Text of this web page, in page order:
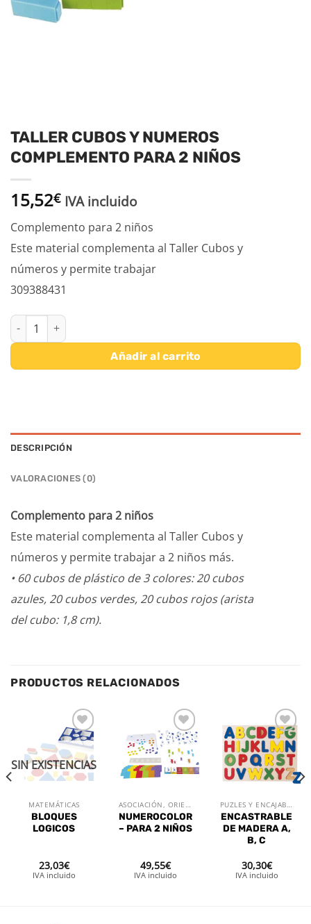
TALLER CUBOS Y NUMEROS
COMPLEMENTO PARA 2 NIÑOS
15,52€ IVA incluido
Complemento para 2 niños
Este material complementa al Taller Cubos y
números y permite trabajar
309388431
TALLER CUBOS Y NUMEROS COMPLEMENTO PARA 2 NIÑOS
Añadir al carrito
DESCRIPCIÓN
VALORACIONES (0)
Complemento para 2 niños
Este material complementa al Taller Cubos y
números y permite trabajar a 2 niños más.
• 60 cubos de plástico de 3 colores: 20 cubos
azules, 20 cubos verdes, 20 cubos rojos (arista
del cubo: 1,8 cm).
PRODUCTOS RELACIONADOS
Añadir
a la
lista de
deseos
SIN EXISTENCIAS
MATEMÁTICAS
BLOQUES
LOGICOS
23,03€
IVA incluido
Añadir
a la
lista de
deseos
ASOCIACIÓN, ORIENTACIÓN Y MEMORIA
NUMEROCOLOR
– PARA 2 NIÑOS
49,55€
IVA incluido
Añadir
a la
lista de
deseos
PUZLES Y ENCAJABLES
ENCASTRABLE
DE MADERA A,
B, C
30,30€
IVA incluido